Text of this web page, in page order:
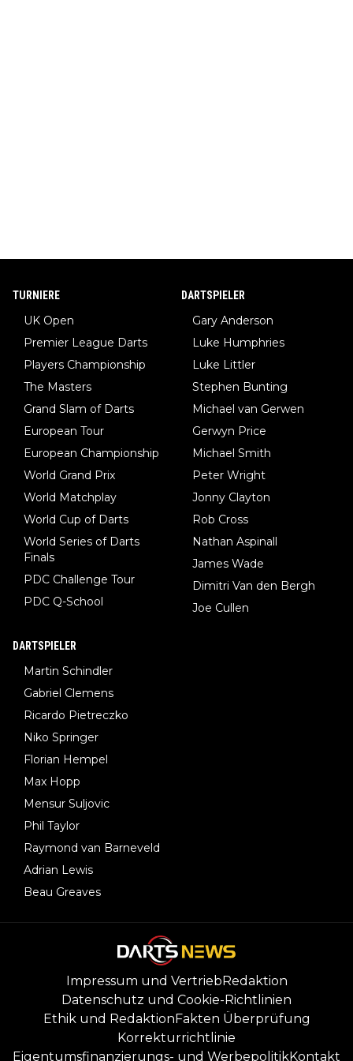
TURNIERE
UK Open
Premier League Darts
Players Championship
The Masters
Grand Slam of Darts
European Tour
European Championship
World Grand Prix
World Matchplay
World Cup of Darts
World Series of Darts
Finals
PDC Challenge Tour
PDC Q-School
DARTSPIELER
Gary Anderson
Luke Humphries
Luke Littler
Stephen Bunting
Michael van Gerwen
Gerwyn Price
Michael Smith
Peter Wright
Jonny Clayton
Rob Cross
Nathan Aspinall
James Wade
Dimitri Van den Bergh
Joe Cullen
DARTSPIELER
Martin Schindler
Gabriel Clemens
Ricardo Pietreczko
Niko Springer
Florian Hempel
Max Hopp
Mensur Suljovic
Phil Taylor
Raymond van Barneveld
Adrian Lewis
Beau Greaves
Impressum und VertriebRedaktion
Datenschutz und Cookie-Richtlinien
Ethik und RedaktionFakten Überprüfung
Korrekturrichtlinie
Eigentumsfinanzierungs- und WerbepolitikKontakt